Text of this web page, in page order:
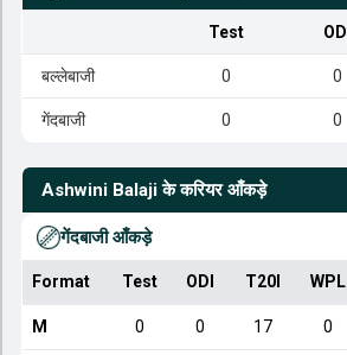
Test ODI
बल्लेबाजी 0 0
गेंदबाजी 0 0
Ashwini Balaji के करियर आँकड़े
गेंदबाजी आँकड़े
Format Test ODI T20I WPL
M 0 0 17 0